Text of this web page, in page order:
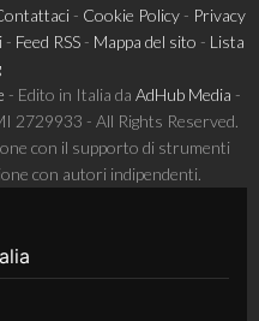
- Cookie Policy- Privacy
- Feed RSS- Mappa del sito - Lista
- Edito in Italia da AdHub Media -
2729933 - All Rights Reserved.
con il supporto di strumenti
con autori indipendenti.